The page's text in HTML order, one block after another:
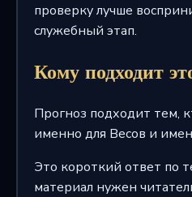
проверку лучше
служебный этап.
Кому подходит
Прогноз подходит тем,
именно для Весов и
Это короткий ответ по
материал нужен